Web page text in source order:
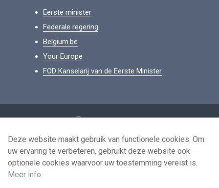
Eerste minister
Federale regering
Belgium.be
Your Europe
FOD Kanselarij van de Eerste Minister
Persoonsgegevens
Voorwaarden voor het hergebruik
Contacteer ons
Deze website maakt gebruik van functionele cookies. Om
uw ervaring te verbeteren, gebruikt deze website ook
optionele cookies waarvoor uw toestemming vereist is.
Meer info.